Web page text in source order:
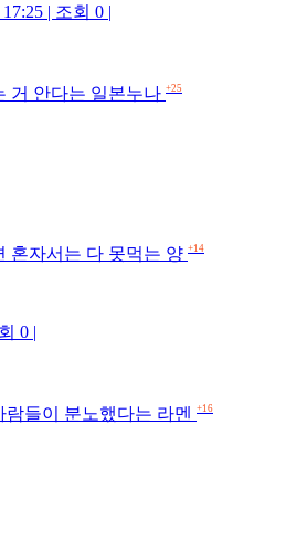
| 조회 0 |
거 안다는 일본누나 +25
혼자서는 다 못먹는 양 +14
0 |
들이 분노했다는 라멘 +16